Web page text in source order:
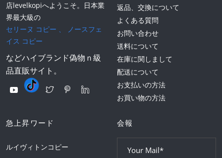
店levelkopiへようこそ。日本業
界最大級の
セリーヌ コピー 、
ノースフェ
イス コピー
などハイブランド偽物ｎ級
品直販サイト。
返品、交換について
よくある質問
お問い合わせ
送料について
在庫に関しまして
配送について
お支払いの方法
お買い物の方法
急上昇ワード
ルイヴィトンコピー
会報